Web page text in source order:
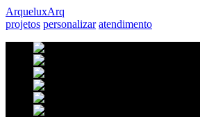
ArqueluxArq
projetos personalizar atendimento